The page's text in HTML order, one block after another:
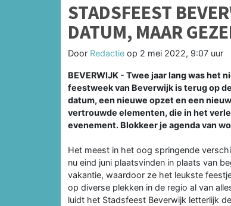
STADSFEEST
DATUM, MAAR
Door Redactie op 2 mei 2022, 9:07 uur
BEVERWIJK - Twee jaar lang was
feestweek van Beverwijk is terug op
datum, een nieuwe opzet en een
vertrouwde elementen, die in het
evenement. Blokkeer je agenda van
Het meest in het oog springende
nu eind juni plaatsvinden in plaats van
vakantie, waardoor ze het leukste
op diverse plekken in de regio al van
luidt het Stadsfeest Beverwijk letterlijk